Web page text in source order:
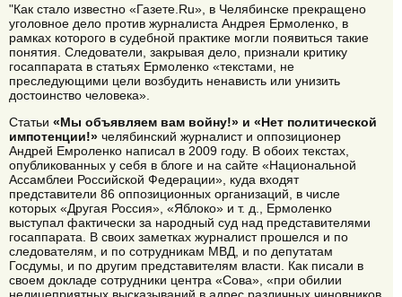
"Как стало известно «Газете.Ru», в Челябинске прекращено
уголовное дело против журналиста Андрея Ермоленко, в
рамках которого в судебной практике могли появиться такие
понятия. Следователи, закрывая дело, признали критику
госаппарата в статьях Ермоленко «текстами, не
преследующими цели возбудить ненависть или унизить
достоинство человека».
Статьи «Мы объявляем вам войну!» и «Нет политической
импотенции!» челябинский журналист и оппозиционер
Андрей Емроленко написал в 2009 году. В обоих текстах,
опубликованных у себя в блоге и на сайте «Национальной
Ассамблеи Российской Федерации», куда входят
представители 86 оппозиционных организаций, в числе
которых «Другая Россия», «Яблоко» и т. д., Ермоленко
выступал фактически за народный суд над представителями
госаппарата. В своих заметках журналист прошелся и по
следователям, и по сотрудникам МВД, и по депутатам
Госдумы, и по другим представителям власти. Как писали в
своем докладе сотрудники центра «Сова», «при обилии